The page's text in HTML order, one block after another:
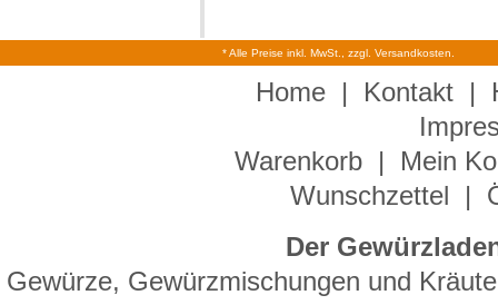
* Alle Preise inkl. MwSt., zzgl. Versandkosten.
Home | Kontakt |
Warenkorb
|
Mein
Wunschzettel
|
Der
Gewürze, Gewürzmischungen und